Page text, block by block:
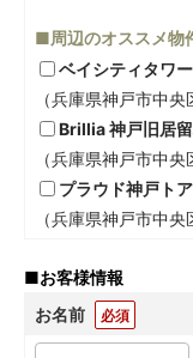
■周辺のオススメ物
ベイシティタワ
（兵庫県神戸市中
Brillia 神戸旧居
（兵庫県神戸市中
プラウド神戸ト
（兵庫県神戸市中
■お客様情報
お名前
必須